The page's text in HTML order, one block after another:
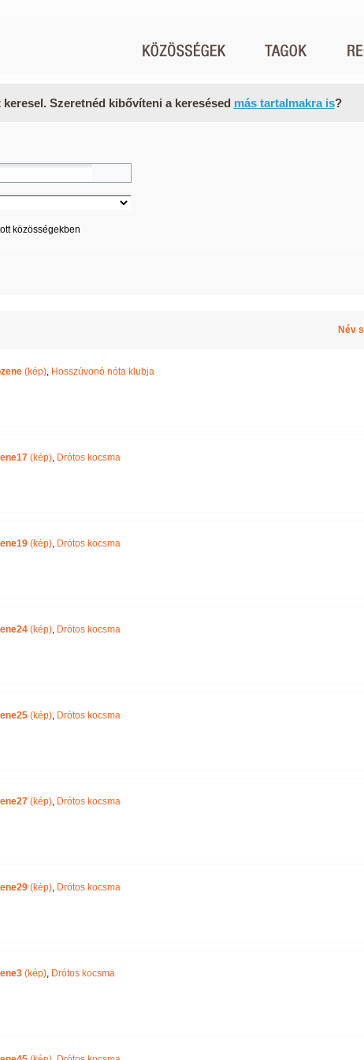
Szeretnéd kibővíteni a keresésed más tartalmakra is?
közösségekben
Név
(kép), Hosszúvonó nóta klubja
(kép), Drótos kocsma
(kép), Drótos kocsma
(kép), Drótos kocsma
(kép), Drótos kocsma
(kép), Drótos kocsma
(kép), Drótos kocsma
(kép), Drótos kocsma